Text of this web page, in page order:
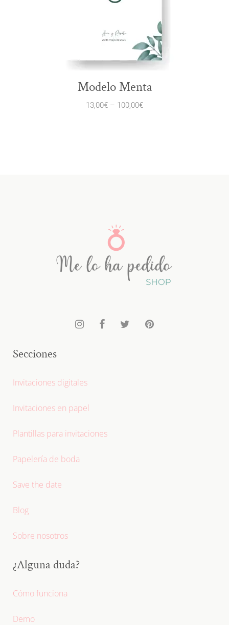
Modelo Menta
13,00€ – 100,00€
Secciones
Invitaciones digitales
Invitaciones en papel
Plantillas para invitaciones
Papelería de boda
Save the date
Blog
Sobre nosotros
¿Alguna duda?
Cómo funciona
Demo